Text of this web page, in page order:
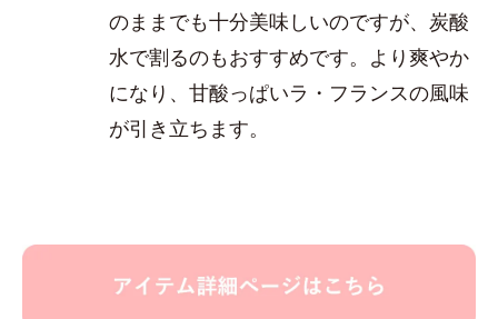
のままでも十分美味しいのですが、炭酸
水で割るのもおすすめです。より爽やか
になり、甘酸っぱいラ・フランスの風味
が引き立ちます。